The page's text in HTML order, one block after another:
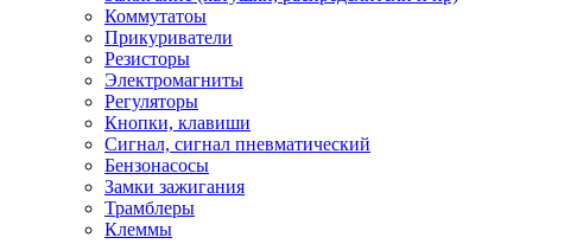
Коммутатоы
Прикуриватели
Резисторы
Электромагниты
Регуляторы
Кнопки, клавиши
Сигнал, сигнал пневматический
Бензонасосы
Замки зажигания
Трамблеры
Клеммы